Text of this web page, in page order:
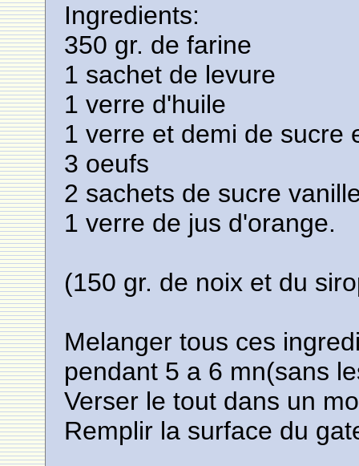
Ingredients:
350 gr. de farine
1 sachet de levure
1 verre d'huile
1 verre et demi de sucre
3 oeufs
2 sachets de sucre
1 verre de jus d'orange.
(150 gr. de noix et du
Melanger tous ces
pendant 5 a 6 mn(sans
Verser le tout dans un
Remplir la surface du